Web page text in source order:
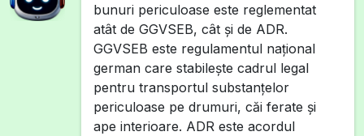
bunuri periculoase este reglementat
atât de GGVSEB, cât și de ADR.
GGVSEB este regulamentul național
german care stabilește cadrul legal
pentru transportul substanțelor
periculoase pe drumuri, căi ferate și
ape interioare. ADR este acordul